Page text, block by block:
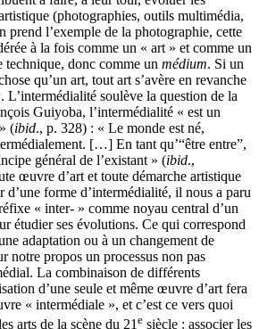
(photographies, outils multimédia,
prend l’exemple de la photographie, cette
à la fois comme un « art » et comme un
donc comme un médium. Si un
qu’un art, tout art s’avère en revanche
. L’intermédialité soulève la question de la
Guiyoba, l’intermédialité « est un
(ibid., p. 328) : « Le monde est né,
[…] En tant qu’“être entre”,
général de l’existant » (ibid.,
œuvre d’art et toute démarche artistique
d’une forme d’intermédialité, il nous a paru
« inter- » comme noyau central d’un
étudier ses évolutions. Ce qui correspond
adaptation ou à un changement de
notre propos un processus non pas
La combinaison de différents
d’une seule et même œuvre d’art fera
« intermédiale », et c’est ce vers quoi
arts de la scène du 21 e siècle : associer les